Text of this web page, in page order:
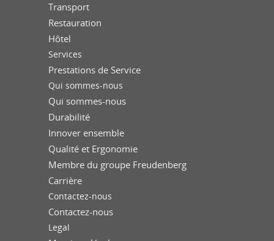
Transport
Restauration
Hôtel
Services
Prestations de Service
Qui sommes-nous
Qui sommes-nous
Durabilité
Innover ensemble
Qualité et Ergonomie
Membre du groupe Freudenberg
Carrière
Contactez-nous
Contactez-nous
Legal